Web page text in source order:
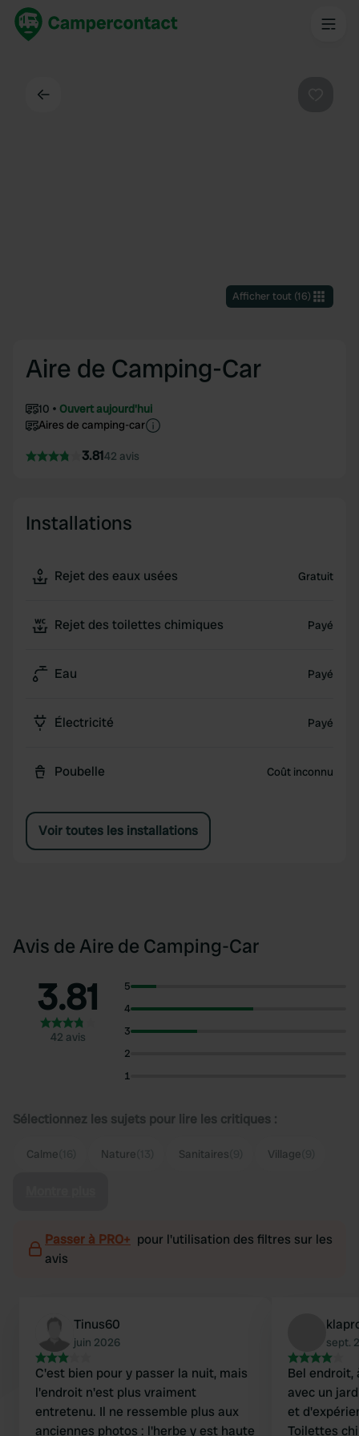
Afficher tout(16)
Aire de Camping-Car
10
Ouvert aujourd'hui
Aires de camping-car
3.8142 avis
Installations
Rejet des eaux usées Gratuit
Rejet des toilettes chimiques Payé
Eau Payé
Électricité Payé
Poubelle Coût inconnu
Voir toutes les installations
Avis de Aire de Camping-Car
3.81
42 avis
5
4
3
2
1
Sélectionnez les sujets pour lire les critiques :
Calme Nature Sanitaires Village
Passer à PRO+ pour l'utilisation des filtres sur les
avis
Tinus60
juin 2026
C'est bien pour y passer la nuit, mais
l'endroit n'est plus vraiment
entretenu. Il ne ressemble plus aux
anciennes photos : l'herbe y est haute
sept.
Bel endroit,
avec un
et
Toilettes